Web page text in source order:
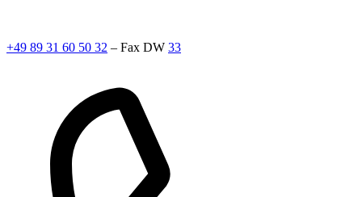
+49 89 31 60 50 32 – Fax DW 33